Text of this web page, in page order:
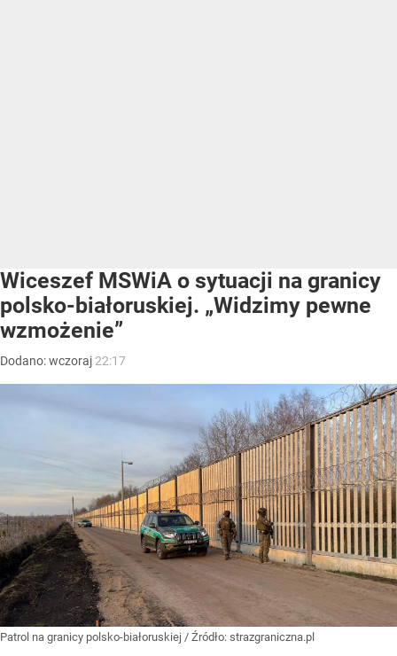
Wiceszef MSWiA o sytuacji na granicy
polsko-białoruskiej. „Widzimy pewne
wzmożenie”
Dodano:wczoraj 22:17
Patrol na granicy polsko-białoruskiej / Źródło: strazgraniczna.pl